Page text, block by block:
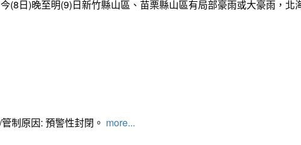
(8日)晚至明(9)日新竹縣山區、苗栗縣山區有局部豪雨或大豪雨，
制原因: 預警性封閉。 more...